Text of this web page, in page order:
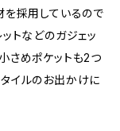
を採用しているので
トなどのガジェッ
さめポケットも2つ
イルのお出かけに